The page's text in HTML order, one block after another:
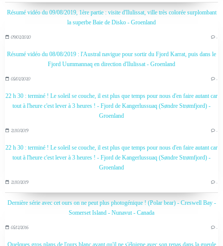
Résumé vidéo du 09/08/2019, 1ère partie : visite d'Ilulissat, ville très colorée surplombant
la superbe Baie de Disko - Groenland
09/02/2020 …
Résumé vidéo du 08/08/2019 : l'Austral navigue pour sortir du Fjord Karrat, puis dans le
Fjord Uummannaq en direction d'Ilulissat - Groenland
05/02/2020 …
22 h 30 : terminé ! Le soleil se couche, il est plus que temps pour nous d'en faire autant car
tout à l'heure c'est lever à 3 heures ! - Fjord de Kangerlussuaq (Søndre Strømfjord) -
Groenland
21/10/2019 …
22 h 30 : terminé ! Le soleil se couche, il est plus que temps pour nous d'en faire autant car
tout à l'heure c'est lever à 3 heures ! - Fjord de Kangerlussuaq (Søndre Strømfjord) -
Groenland
21/10/2019 …
Dernière série avec cet ours on ne peut plus photogénique ! (Polar bear) - Creswell Bay -
Somerset Island - Nunavut - Canada
05/12/2016 …